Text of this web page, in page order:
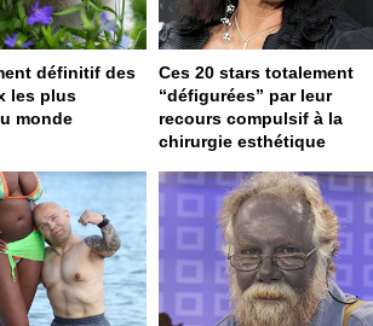
définitif des
les plus
monde
Ces 20 stars totalement
“défigurées” par leur
recours compulsif à la
chirurgie esthétique